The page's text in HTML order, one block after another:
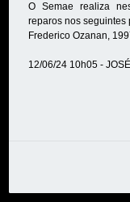
O Semae realiza
reparos nos
Frederico Ozanan,
12/06/24 10h05 -